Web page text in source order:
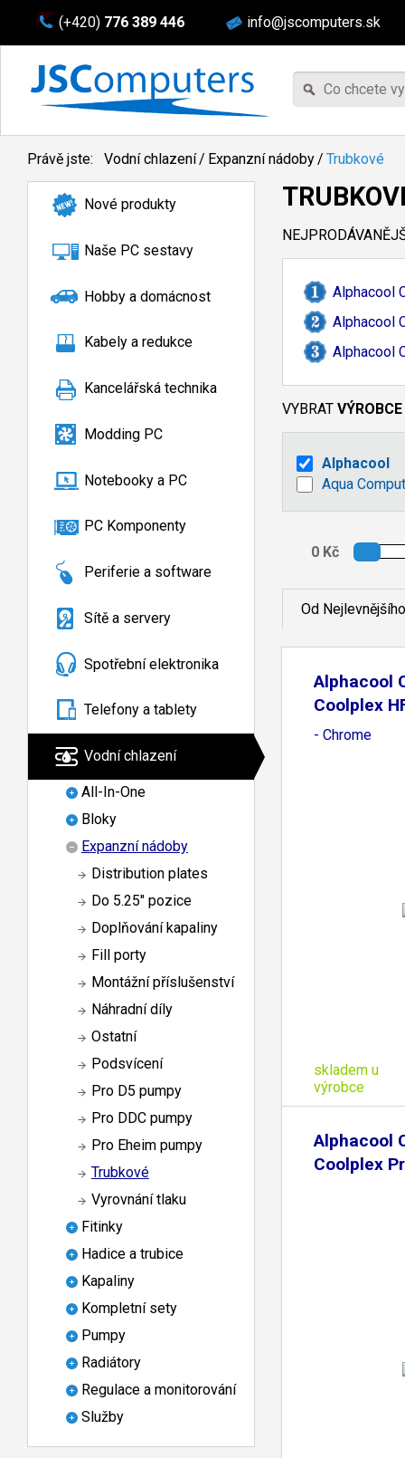
(+420) 776 389 446 info@jscomputers.sk
Právě jste: Vodní chlazení/ Expanzní nádoby/ Trubkové
Nové produkty
Naše PC sestavy
Hobby a domácnost
Kabely a redukce
Kancelářská technika
Modding PC
Notebooky a PC
PC Komponenty
Periferie a software
Sítě a servery
Spotřební elektronika
Telefony a tablety
Vodní chlazení
All-In-One
Bloky
Expanzní nádoby
Distribution plates
Do 5.25" pozice
Doplňování kapaliny
Fill porty
Montážní příslušenství
Náhradní díly
Ostatní
Podsvícení
Pro D5 pumpy
Pro DDC pumpy
Pro Eheim pumpy
Trubkové
Vyrovnání tlaku
Fitinky
Hadice a trubice
Kapaliny
Kompletní sety
Pumpy
Radiátory
Regulace a monitorování
Služby
Alphacool
Alphacool
Alphacool
VYBRAT VÝROBCE
Alphacool
Aqua
Od Nejlevnějšího
Alphacool
Coolplex
- Chrome
skladem u
výrobce
Alphacool
Coolplex